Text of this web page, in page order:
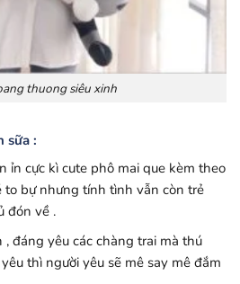
thuong siêu xinh
sữa :
ỉn cực kì cute phô mai que kèm theo
to bự nhưng tính tình vẫn còn trẻ
đón về .
đáng yêu các chàng trai mà thú
thì người yêu sẽ mê say mê đắm